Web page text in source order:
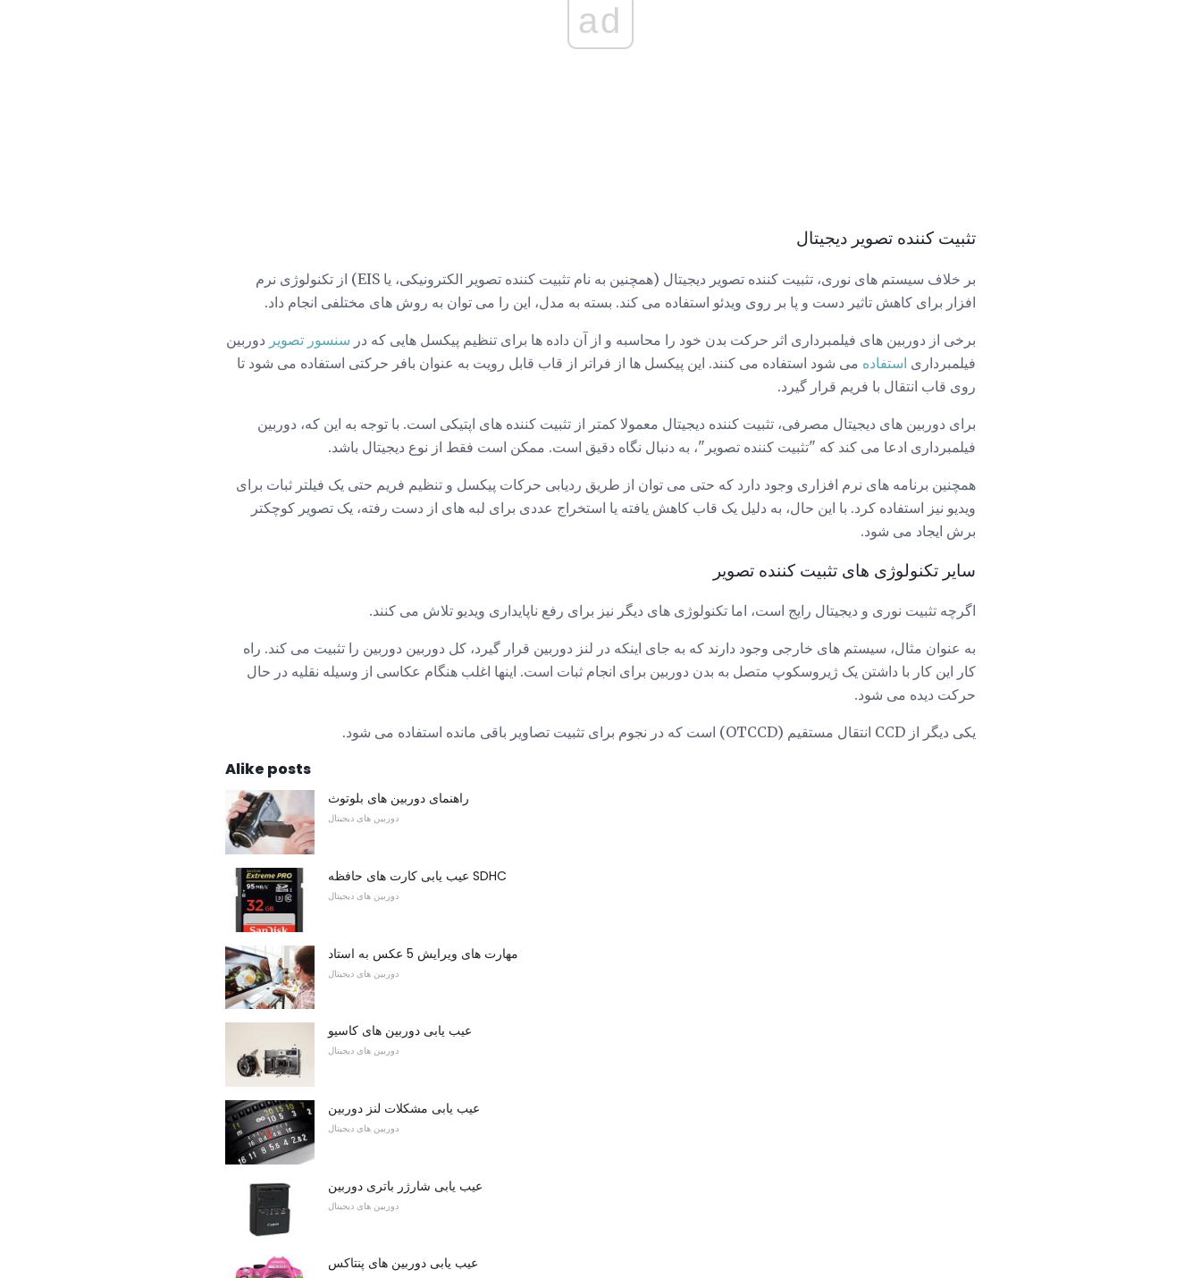
ad
تثبیت کننده تصویر دیجیتال
بر خلاف سیستم های نوری، تثبیت کننده تصویر دیجیتال (همچنین به نام تثبیت کننده تصویر الکترونیکی، یا EIS) از تکنولوژی نرم
افزار برای کاهش تاثیر دست و پا بر روی ویدئو استفاده می کند. بسته به مدل، این را می توان به روش های مختلفی انجام داد.
برخی از دوربین های فیلمبرداری اثر حرکت بدن خود را محاسبه و از آن داده ها برای تنظیم پیکسل هایی که در سنسور تصویر دوربین
فیلمبرداری استفاده می شود استفاده می کنند. این پیکسل ها از فراتر از قاب قابل رویت به عنوان بافر حرکتی استفاده می شود تا
روی قاب انتقال با فریم قرار گیرد.
برای دوربین های دیجیتال مصرفی، تثبیت کننده دیجیتال معمولا کمتر از تثبیت کننده های اپتیکی است. با توجه به این که، دوربین
فیلمبرداری ادعا می کند که "تثبیت کننده تصویر"، به دنبال نگاه دقیق است. ممکن است فقط از نوع دیجیتال باشد.
همچنین برنامه های نرم افزاری وجود دارد که حتی می توان از طریق ردیابی حرکات پیکسل و تنظیم فریم حتی یک فیلتر ثبات برای
ویدیو نیز استفاده کرد. با این حال، به دلیل یک قاب کاهش یافته یا استخراج عددی برای لبه های از دست رفته، یک تصویر کوچکتر
برش ایجاد می شود.
سایر تکنولوژی های تثبیت کننده تصویر
اگرچه تثبیت نوری و دیجیتال رایج است، اما تکنولوژی های دیگر نیز برای رفع ناپایداری ویدیو تلاش می کنند.
به عنوان مثال، سیستم های خارجی وجود دارند که به جای اینکه در لنز دوربین قرار گیرد، کل دوربین دوربین را تثبیت می کند. راه
کار این کار با داشتن یک ژیروسکوپ متصل به بدن دوربین برای انجام ثبات است. اینها اغلب هنگام عکاسی از وسیله نقلیه در حال
حرکت دیده می شود.
یکی دیگر از CCD انتقال مستقیم (OTCCD) است که در نجوم برای تثبیت تصاویر باقی مانده استفاده می شود.
Alike posts
راهنمای دوربین های بلوتوث
دوربین های دیجیتال
عیب یابی کارت های حافظه SDHC
دوربین های دیجیتال
مهارت های ویرایش 5 عکس به استاد
دوربین های دیجیتال
عیب یابی دوربین های کاسیو
دوربین های دیجیتال
عیب یابی مشکلات لنز دوربین
دوربین های دیجیتال
عیب یابی شارژر باتری دوربین
دوربین های دیجیتال
عیب یابی دوربین های پنتاکس